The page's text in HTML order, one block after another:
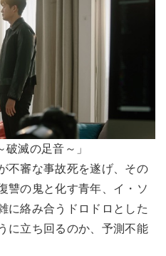
破滅の足音～」
不審な事故死を遂げ、その
讐の鬼と化す青年、イ・ソ
に絡み合うドロドロとした
に立ち回るのか、予測不能